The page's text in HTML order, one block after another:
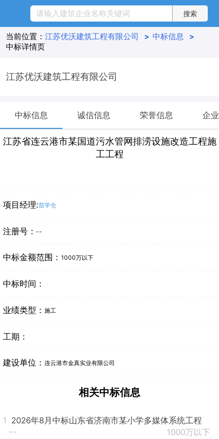
当前位置： 江苏优沃建筑工程有限公司 > 中标信息
>
中标详情页
江苏优沃建筑工程有限公司
中标信息 诚信信息 荣誉信息 企
江苏省连云港市某国道污水管网排涝设施改造工程施
工工程
项目经理:苗学仓
注册号： --
中标金额范围： 1000万以下
中标时间：
业绩类型： 施工
工期：
建设单位： 连云港市金真实业有限公司
相关中标信息
1 2026年8月中标山东省济南市某小学多媒体系统工程
--
1000万以下